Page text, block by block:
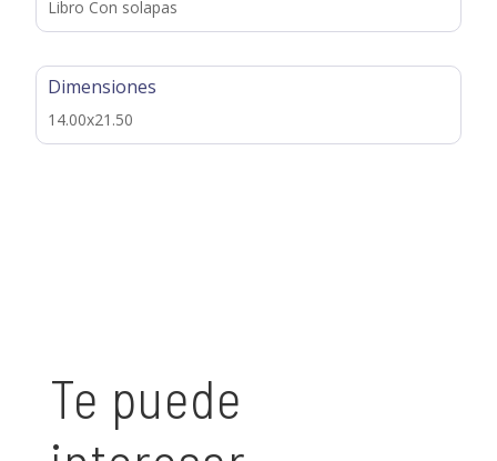
Libro Con solapas
Dimensiones
14.00x21.50
Te puede